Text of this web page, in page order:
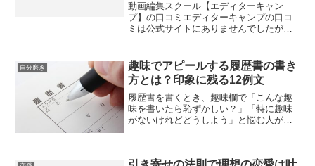
動画編集スクール【エディターキャン
プ】の口コミエディターキャンプの口コ
ミは公式サイトにありませんでしたが、
す。参照：Googleマップの口コミより口
コミは個人のプ...
自分磨き
趣味でアピールする履歴書の書き
方とは？印象に残る12例文
履歴書を書くとき、趣味欄で「こんな趣
味を書いたら恥ずかしい？」「特に趣味
がないけれどどうしよう」と悩む人が多